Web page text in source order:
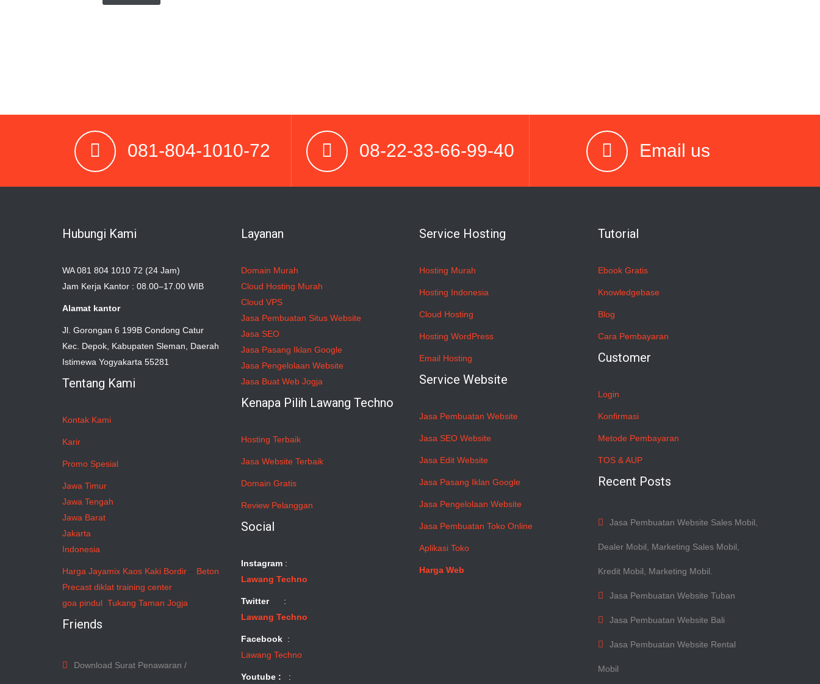
081-804-1010-72 08-22-33-66-99-40 Email us
Hubungi Kami
WA 081 804 1010 72 (24 Jam)
Jam Kerja Kantor : 08.00–17.00 WIB
Alamat kantor
Jl. Gorongan 6 199B Condong Catur
Kec. Depok, Kabupaten Sleman, Daerah
Istimewa Yogyakarta 55281
Tentang Kami
Kontak Kami
Karir
Promo Spesial
Jawa Timur
Jawa Tengah
Jawa Barat
Jakarta
Indonesia
Harga Jayamix Kaos Kaki Bordir – Beton
Precast diklat training center
goa pindul Tukang Taman Jogja
Friends
Download Surat Penawaran /
Layanan
Domain Murah
Cloud Hosting Murah
Cloud VPS
Jasa Pembuatan Situs Website
Jasa SEO
Jasa Pasang Iklan Google
Jasa Pengelolaan Website
Jasa Buat Web Jogja
Kenapa Pilih Lawang Techno
Hosting Terbaik
Jasa Website Terbaik
Domain Gratis
Review Pelanggan
Social
Instagram:
Lawang Techno
Twitter:
Lawang Techno
Facebook:
Lawang Techno
Youtube : :
Service Hosting
Hosting Murah
Hosting Indonesia
Cloud Hosting
Hosting WordPress
Email Hosting
Service Website
Jasa Pembuatan Website
Jasa SEO Website
Jasa Edit Website
Jasa Pasang Iklan Google
Jasa Pengelolaan Website
Jasa Pembuatan Toko Online
Aplikasi Toko
Harga Web
Tutorial
Ebook Gratis
Knowledgebase
Blog
Cara Pembayaran
Customer
Login
Konfirmasi
Metode Pembayaran
TOS & AUP
Recent Posts
Jasa Pembuatan Website Sales Mobil,
Dealer Mobil, Marketing Sales Mobil,
Kredit Mobil, Marketing Mobil.
Jasa Pembuatan Website Tuban
Jasa Pembuatan Website Bali
Jasa Pembuatan Website Rental
Mobil